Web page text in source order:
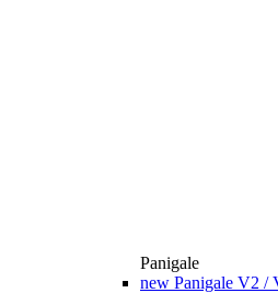
Panigale
new Panigale V2 /